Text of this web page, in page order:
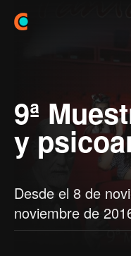
9ª
y
Desde el 8 de
noviembre de